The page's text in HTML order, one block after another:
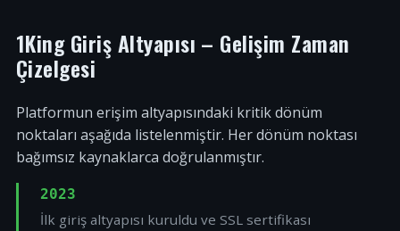
1King Giriş Altyapısı – Gelişim Zaman
Çizelgesi
Platformun erişim altyapısındaki kritik dönüm
noktaları aşağıda listelenmiştir. Her dönüm noktası
bağımsız kaynaklarca doğrulanmıştır.
2023
İlk giriş altyapısı kuruldu ve SSL sertifikası